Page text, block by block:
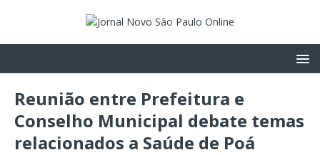
Reunião entre Prefeitura e
Conselho Municipal debate temas
relacionados a Saúde de Poá